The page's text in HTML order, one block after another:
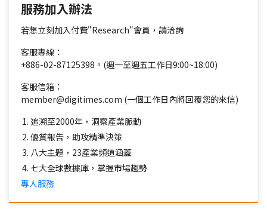
服務加入辦法
若想立刻加入付費"Research"會員，請洽詢
客服專線：
+886-02-87125398。(週一至週五工作日9:00~18:00)
客服信箱：
member@digitimes.com (一個工作日內將回覆您的來信)
追溯至2000年，洞察產業脈動
優質報告，助攻精準決策
八大主題，23產業頻道涵蓋
七大全球數據庫，掌握市場趨勢
專人服務